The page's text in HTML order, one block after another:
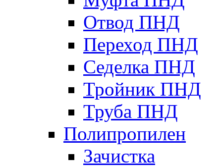
Отвод ПНД
Переход ПНД
Седелка ПНД
Тройник ПНД
Труба ПНД
Полипропилен
Зачистка